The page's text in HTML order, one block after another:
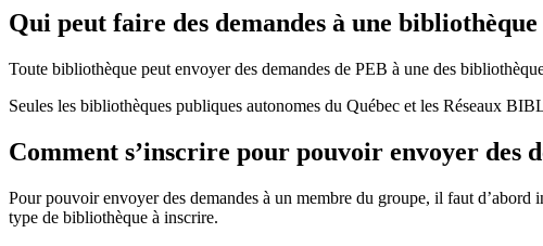
Qui peut faire des demandes à une
Toute bibliothèque peut envoyer des demandes de PEB à une des
Seules les bibliothèques publiques autonomes du Québec et les Réseaux
Comment s’inscrire pour pouvoir envoyer des
Pour pouvoir envoyer des demandes à un membre du groupe, il faut
type de bibliothèque à inscrire.